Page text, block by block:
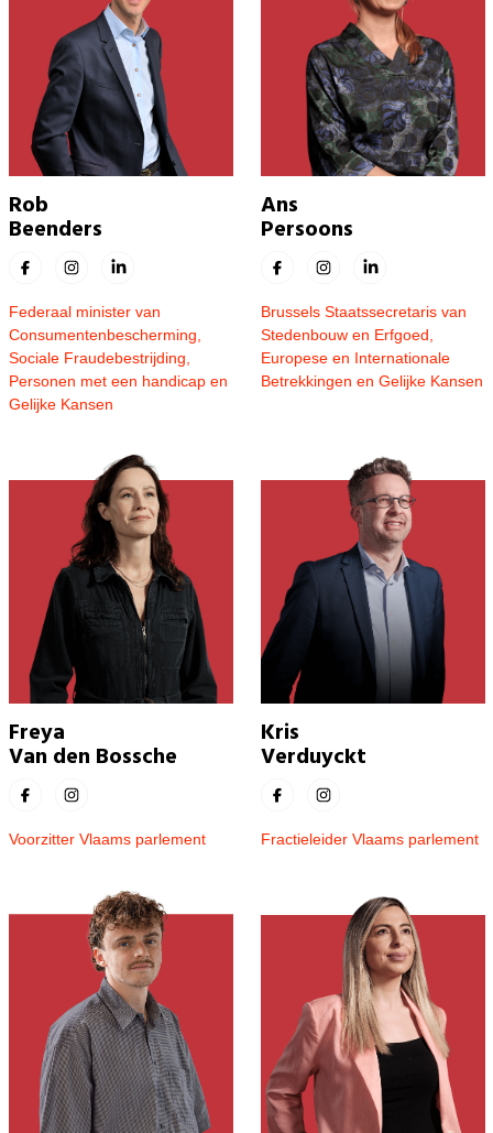
Rob
Beenders
Federaal minister van
Consumentenbescherming,
Sociale Fraudebestrijding,
Personen met een handicap en
Gelijke Kansen
Ans
Persoons
Brussels Staatssecretaris van
Stedenbouw en Erfgoed,
Europese en Internationale
Betrekkingen en Gelijke Kansen
Freya
Van den Bossche
Voorzitter Vlaams parlement
Kris
Verduyckt
Fractieleider Vlaams parlement